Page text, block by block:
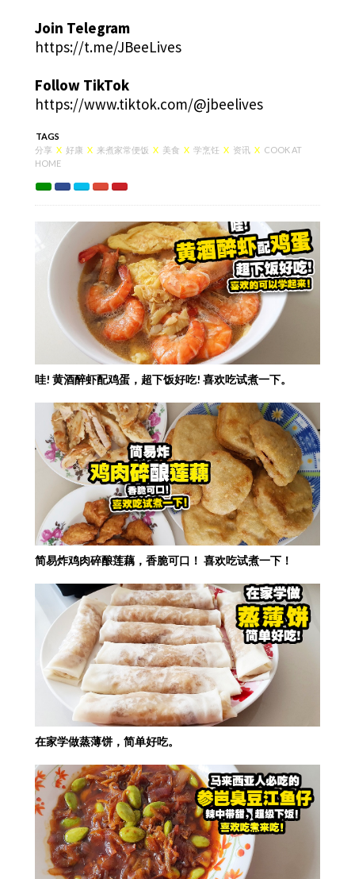
Join Telegram
https://t.me/JBeeLives
Follow TikTok
https://www.tiktok.com/@jbeelives
TAGS
分享 X 好康 X 来煮家常便饭 X 美食 X 学烹饪 X 资讯 X COOK AT
HOME
哇! 黄酒醉虾配鸡蛋，超下饭好吃! 喜欢吃试煮一下。
简易炸鸡肉碎酿莲藕，香脆可口！ 喜欢吃试煮一下！
在家学做蒸薄饼，简单好吃。